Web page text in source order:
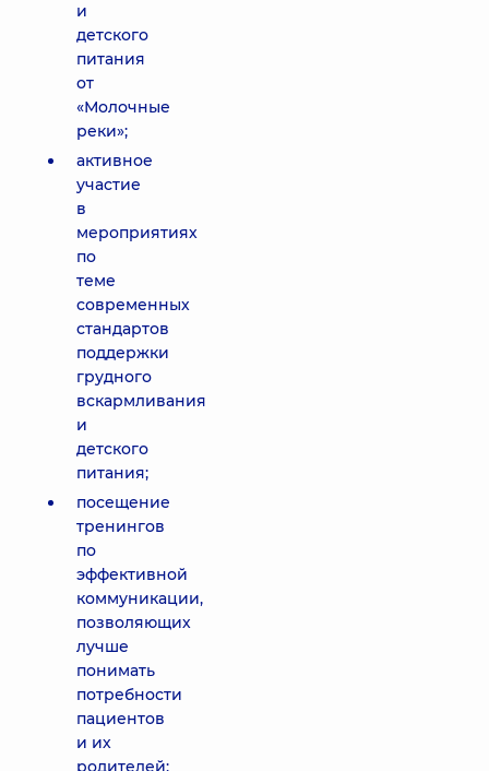
и
детского
питания
от
«Молочные
реки»;
активное
участие
в
мероприятиях
по
теме
современных
стандартов
поддержки
грудного
вскармливания
и
детского
питания;
посещение
тренингов
по
эффективной
коммуникации,
позволяющих
лучше
понимать
потребности
пациентов
и их
родителей;